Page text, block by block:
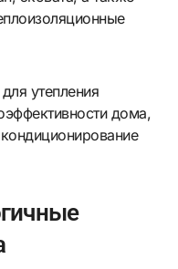
утепления
дома,